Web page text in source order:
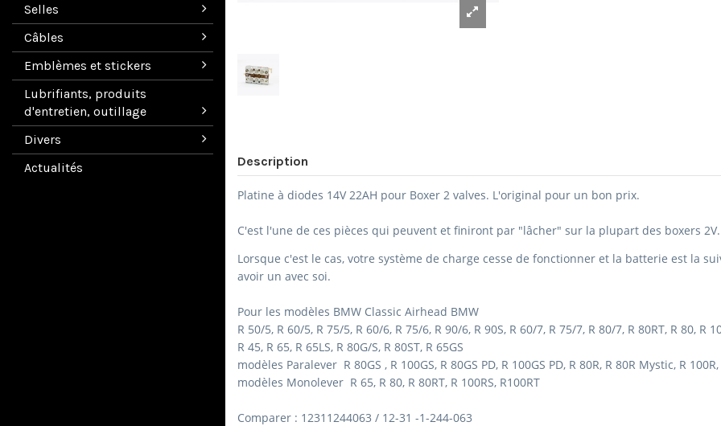
Selles
Câbles
Emblèmes et stickers
Lubrifiants, produits
d'entretien, outillage
Divers
Actualités
Description
Platine à diodes 14V 22AH pour Boxer 2 valves. L'original pour un bon prix.
C'est l'une de ces pièces qui peuvent et finiront par "lâcher" sur la plupart des boxers 2V.
Lorsque c'est le cas, votre système de charge cesse de fonctionner et la batterie est la
avoir un avec soi.
Pour les modèles BMW Classic Airhead BMW
R 50/5, R 60/5, R 75/5, R 60/6, R 75/6, R 90/6, R 90S, R 60/7, R 75/7, R 80/7, R 80RT, R 80, R
R 45, R 65, R 65LS, R 80G/S, R 80ST, R 65GS
modèles Paralever R 80GS , R 100GS, R 80GS PD, R 100GS PD, R 80R, R 80R Mystic, R
modèles Monolever R 65, R 80, R 80RT, R 100RS, R100RT
Comparer : 12311244063 / 12-31 -1-244-063